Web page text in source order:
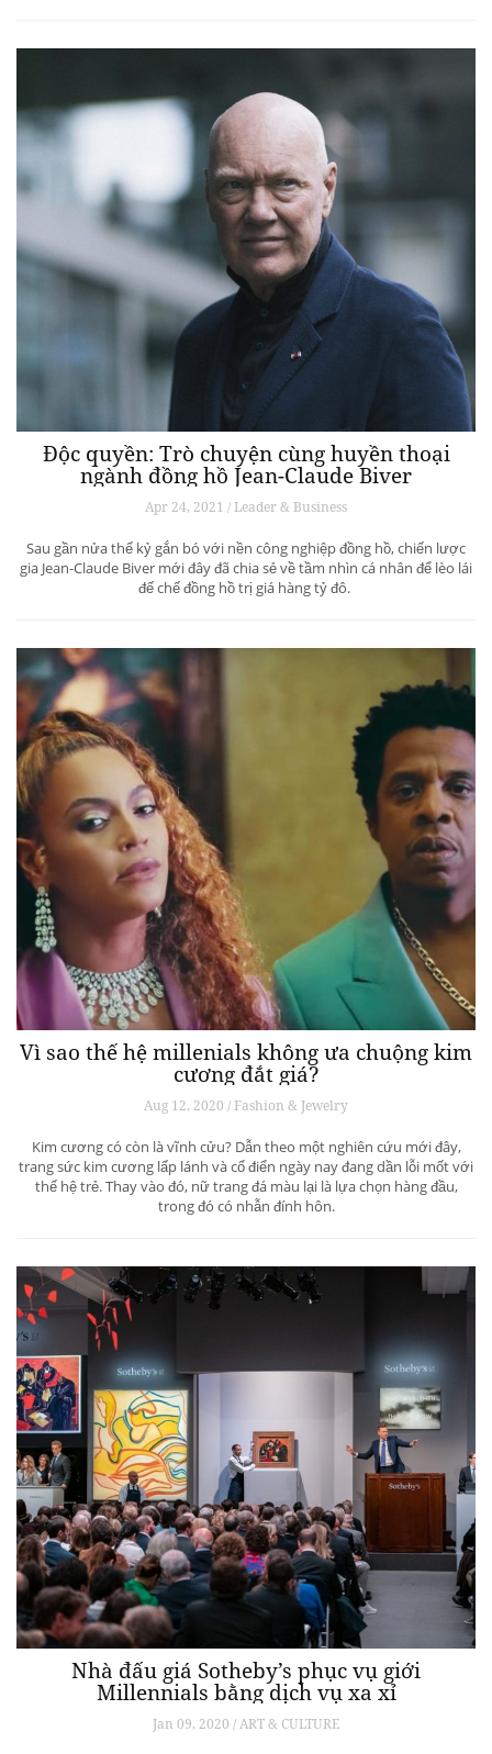
Độc quyền: Trò chuyện cùng huyền thoại
ngành đồng hồ Jean-Claude Biver
Apr 24, 2021 / Leader & Business
Sau gần nửa thế kỷ gắn bó với nền công nghiệp đồng hồ, chiến lược
gia Jean-Claude Biver mới đây đã chia sẻ về tầm nhìn cá nhân để lèo lái
đế chế đồng hồ trị giá hàng tỷ đô.
Vì sao thế hệ millenials không ưa chuộng kim
cương đắt giá?
Aug 12, 2020 / Fashion & Jewelry
Kim cương có còn là vĩnh cửu? Dẫn theo một nghiên cứu mới đây,
trang sức kim cương lấp lánh và cổ điển ngày nay đang dần lỗi mốt với
thế hệ trẻ. Thay vào đó, nữ trang đá màu lại là lựa chọn hàng đầu,
trong đó có nhẫn đính hôn.
Nhà đấu giá Sotheby’s phục vụ giới
Millennials bằng dịch vụ xa xỉ
Jan 09, 2020 / ART & CULTURE